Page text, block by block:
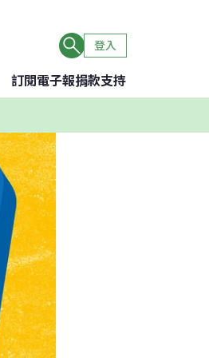
登入
訂閱電子報捐款支持